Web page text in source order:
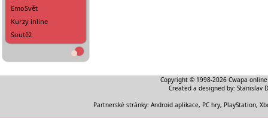
EmoSvět
Kurzy inline
Soutěž
Copyright © 1998-2026 Cwapa
Created a designed by: Stanislav
Partnerské stránky: Android aplikace, PC hry, PlayStation,